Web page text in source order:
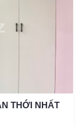
THỚI NHẤT